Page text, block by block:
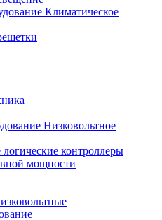
Климатическое
Низковольтное
контроллеры
мощности